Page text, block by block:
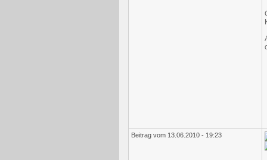
Beitrag vom 13.06.2010 - 19:23